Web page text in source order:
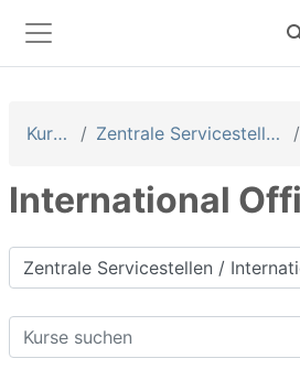
Website-Übersicht
Kurse Zentrale Servicestellen
International
Kursbereiche
Kurse suchen